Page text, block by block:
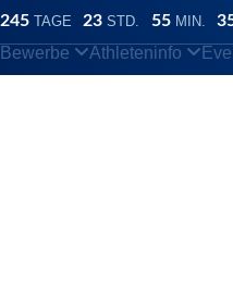
245 TAGE 23 STD. 55 MIN.
Bewerbe Athleteninfo